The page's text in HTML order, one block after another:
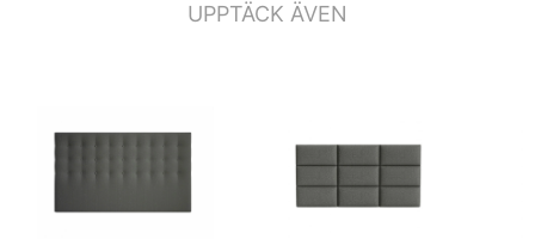
UPPTÄCK ÄVEN